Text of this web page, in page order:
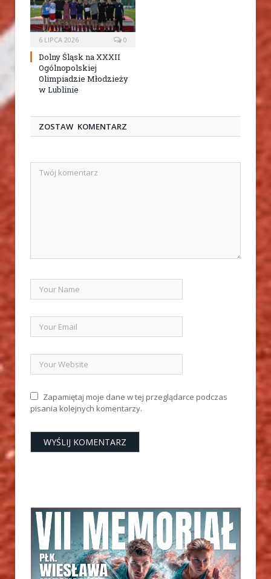
6 LIPCA 2026 0
Dolny Śląsk na XXXII
Ogólnopolskiej
Olimpiadzie Młodzieży
w Lublinie
ZOSTAW KOMENTARZ
Zapamiętaj moje dane w tej przeglądarce podczas
pisania kolejnych komentarzy.